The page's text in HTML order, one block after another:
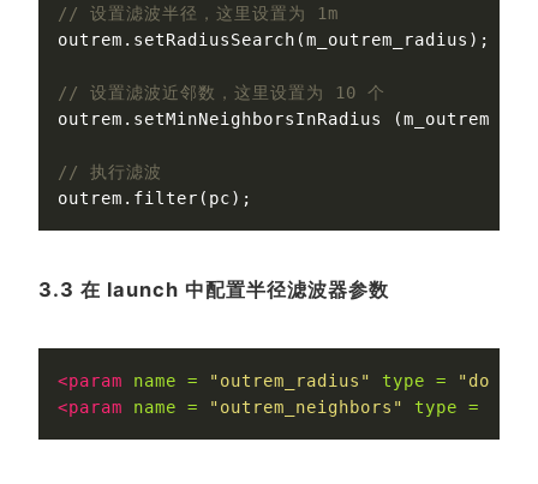
// 设置滤波半径，这里设置为 1m
outrem . setRadiusSearch (m_outrem_radius );
// 设置滤波近邻数，这里设置为 10 个
outrem . setMinNeighborsInRadius (
// 执行滤波
outrem . filter ( pc);
3.3 在 launch 中配置半径滤波器参数
<param name = "outrem_radius" type =
<param
name = "outrem_neighbors" type =